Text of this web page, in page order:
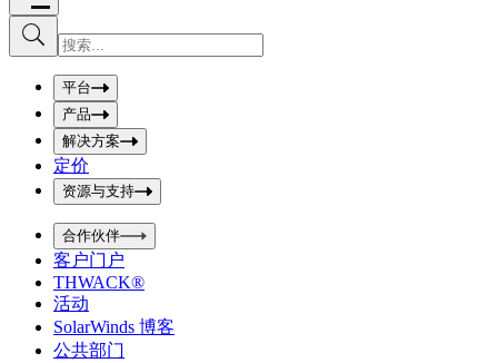
S
u
b
I
n
u
t
S
e
a
r
c
h
b
o
x
平台
产品
解决方案
定价
资源与支持
合作伙伴
客户门户
THWACK®
活动
SolarWinds 博客
公共部门